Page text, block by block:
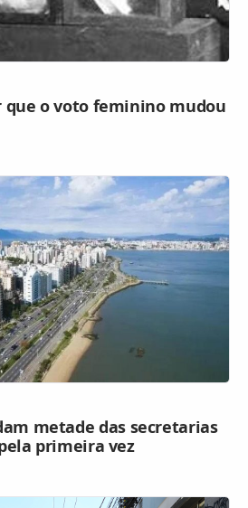
que o voto feminino mudou
metade das secretarias
primeira vez